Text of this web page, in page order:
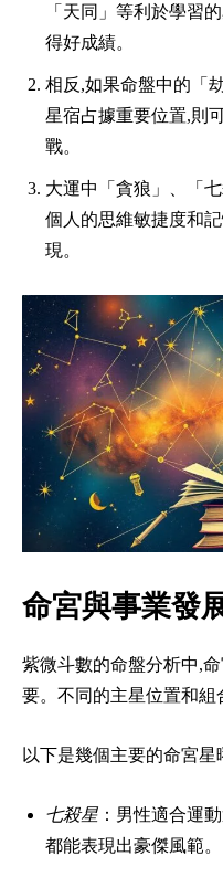
「天同」等利於學習
得好成績。
相反,如果命盤中的「
星宿占據重要位置,則
戰。
大運中「貪狼」、「
個人的思維敏捷度和
現。
命宮與事業發
紫微斗數的命盤分析中,
要。不同的主星位置和組
以下是幾個主要的命宮
七殺星 ：男性適合運
都能表現出豪傑風範。